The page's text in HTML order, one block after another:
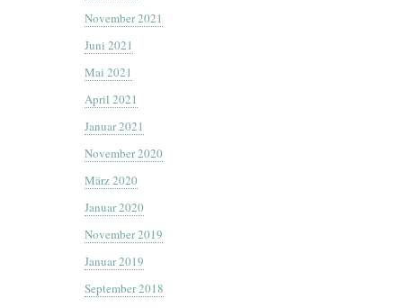
November 2021
Juni 2021
Mai 2021
April 2021
Januar 2021
November 2020
März 2020
Januar 2020
November 2019
Januar 2019
September 2018